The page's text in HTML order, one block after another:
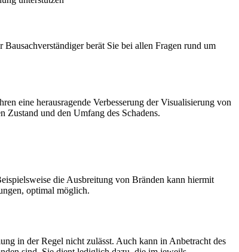
berät Sie bei allen Fragen rund um
eine herausragende Verbesserung der Visualisierung von
Zustand und den Umfang des Schadens.
die Ausbreitung von Bränden kann hiermit
optimal möglich.
in der Regel nicht zulässt. Auch kann in Anbetracht des